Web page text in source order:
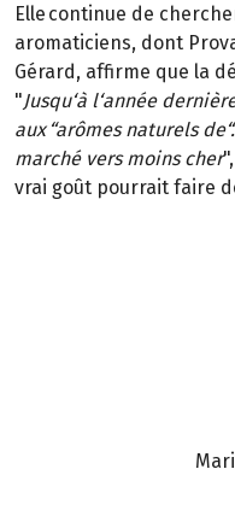
Elle continue de
aromaticiens, dont
Gérard, affirme que la
"Jusqu‘à l‘année
aux “arômes naturels
marché vers moins cher
vrai goût pourrait faire